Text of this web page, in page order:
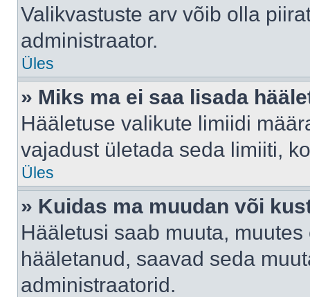
Valikvastuste arv võib olla
administraator.
Üles
» Miks ma ei saa lisada
Hääletuse valikute limiidi
vajadust ületada seda limiiti,
Üles
» Kuidas ma muudan või
Hääletusi saab muuta,
hääletanud, saavad seda
administraatorid.